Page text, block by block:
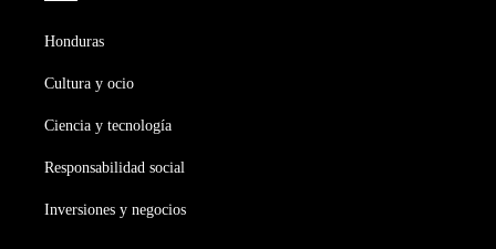
Honduras
Cultura y ocio
Ciencia y tecnología
Responsabilidad social
Inversiones y negocios